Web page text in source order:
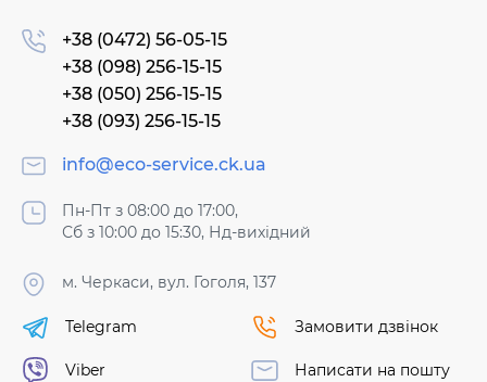
+38 (0472) 56-05-15
+38 (098) 256-15-15
+38 (050) 256-15-15
+38 (093) 256-15-15
info@eco-service.ck.ua
Пн-Пт з 08:00 до 17:00,
Сб з 10:00 до 15:30, Нд-вихідний
м. Черкаси, вул. Гоголя, 137
Telegram
Viber
Замовити дзвінок
Написати на пошту